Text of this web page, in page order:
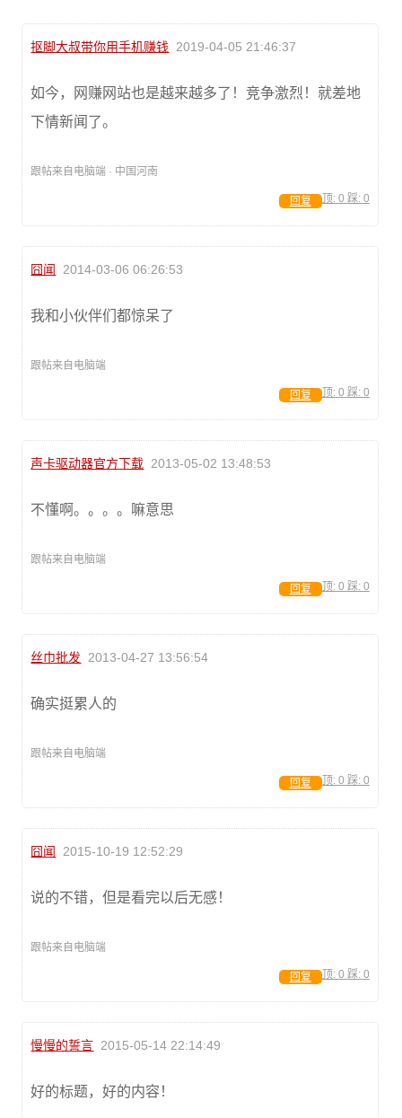
抠脚大叔带你用手机赚钱 2019-04-05 21:46:37
如今，网赚网站也是越来越多了！竞争激烈！就差地
下情新闻了。
跟帖来自电脑端 · 中国河南
顶: 0 踩: 0
回复
囧闻 2014-03-06 06:26:53
我和小伙伴们都惊呆了
跟帖来自电脑端
顶: 0 踩: 0
回复
声卡驱动器官方下载 2013-05-02 13:48:53
不懂啊。。。。嘛意思
跟帖来自电脑端
顶: 0 踩: 0
回复
丝巾批发 2013-04-27 13:56:54
确实挺累人的
跟帖来自电脑端
顶: 0 踩: 0
回复
囧闻 2015-10-19 12:52:29
说的不错，但是看完以后无感！
跟帖来自电脑端
顶: 0 踩: 0
回复
慢慢的誓言 2015-05-14 22:14:49
好的标题，好的内容！